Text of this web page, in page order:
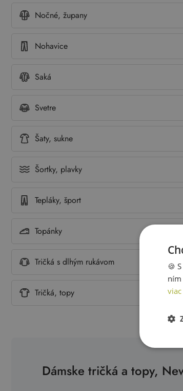
Nočné, župany
Nohavice
Saká
Svetre
Šaty, sukne
Šortky, plavky
Tepláky, šport
Topánky
Tričká s dlhým rukávom
Tričká, topy
Dámske tričká a topy,
🍪
ním
viac